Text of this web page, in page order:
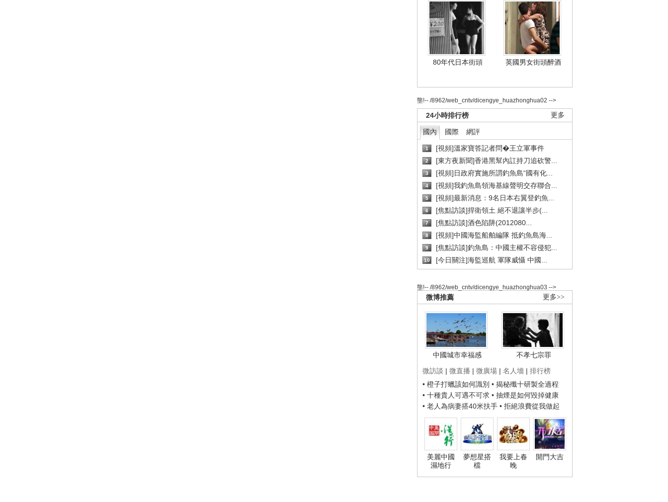
80年代日本街頭 英國男女街頭醉酒
壟!-- /8962/web_cntv/dicengye_huazhonghua02 -->
更多
24小時排行榜
國內 國際 網評
1 [視頻]溫家寶答記者問�王立軍事件
2 [東方夜新聞]香港黑幫內訌持刀追砍警...
3 [視頻]日政府實施所謂釣魚島“國有化...
4 [視頻]我釣魚島領海基線聲明交存聯合...
5 [視頻]最新消息：9名日本右翼登釣魚...
6 [焦點訪談]捍衛領土 絕不退讓半步(...
7 [焦點訪談]酒色陷阱(2012080...
8 [視頻]中國海監船舶編隊 抵釣魚島海...
9 [焦點訪談]釣魚島：中國主權不容侵犯...
10 [今日關注]海監巡航 軍隊威懾 中國...
壟!-- /8962/web_cntv/dicengye_huazhonghua03 -->
更多>>
微博推薦
中國城市幸福感
不孝七宗罪
微訪談 | 微直播 | 微廣場 | 名人墻 | 排行榜
• 橙子打蠟該如何識別 • 揭秘殲十研製全過程
• 十種貴人可遇不可求 • 抽煙是如何毀掉健康
• 老人為病妻搭40米扶手 • 拒絕浪費從我做起
美麗中國
濕地行
夢想星搭
檔
我要上春
晚
開門大吉